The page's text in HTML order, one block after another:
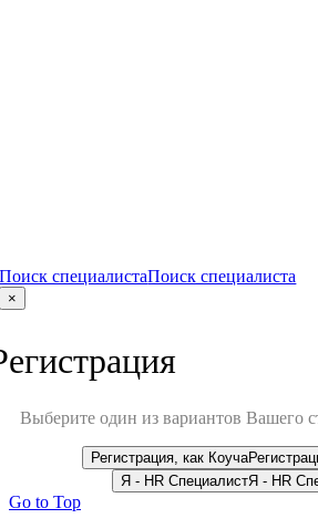
Поиск специалистаПоиск специалиста
×
Выберите один из вариантов Вашего
Регистрация, как Коуча
Я - HR СпециалистЯ - HR
Go to Top